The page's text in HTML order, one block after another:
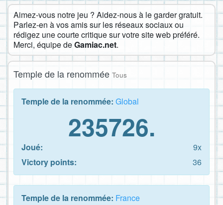
Aimez-vous notre jeu ? Aidez-nous à le garder gratuit.
Parlez-en à vos amis sur les réseaux sociaux ou
rédigez une courte critique sur votre site web préféré.
Merci, équipe deGamiac.net.
Temple de la renommée Tous
Temple de la renommée: Global
235726.
Joué:
9x
Victory points:
36
Temple de la renommée: France